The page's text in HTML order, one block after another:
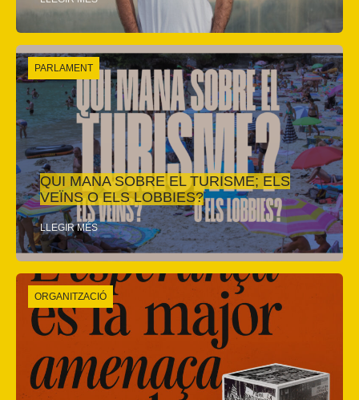
QUI MANA SOBRE EL TURISME; ELS
VEÏNS O ELS LOBBIES?
LLEGIR MÉS
PARLAMENT
ORGANITZACIÓ